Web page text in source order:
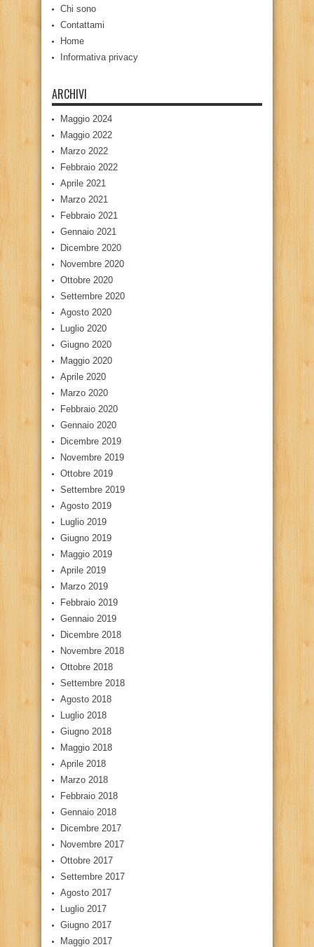
Chi sono
Contattami
Home
Informativa privacy
ARCHIVI
Maggio 2024
Maggio 2022
Marzo 2022
Febbraio 2022
Aprile 2021
Marzo 2021
Febbraio 2021
Gennaio 2021
Dicembre 2020
Novembre 2020
Ottobre 2020
Settembre 2020
Agosto 2020
Luglio 2020
Giugno 2020
Maggio 2020
Aprile 2020
Marzo 2020
Febbraio 2020
Gennaio 2020
Dicembre 2019
Novembre 2019
Ottobre 2019
Settembre 2019
Agosto 2019
Luglio 2019
Giugno 2019
Maggio 2019
Aprile 2019
Marzo 2019
Febbraio 2019
Gennaio 2019
Dicembre 2018
Novembre 2018
Ottobre 2018
Settembre 2018
Agosto 2018
Luglio 2018
Giugno 2018
Maggio 2018
Aprile 2018
Marzo 2018
Febbraio 2018
Gennaio 2018
Dicembre 2017
Novembre 2017
Ottobre 2017
Settembre 2017
Agosto 2017
Luglio 2017
Giugno 2017
Maggio 2017